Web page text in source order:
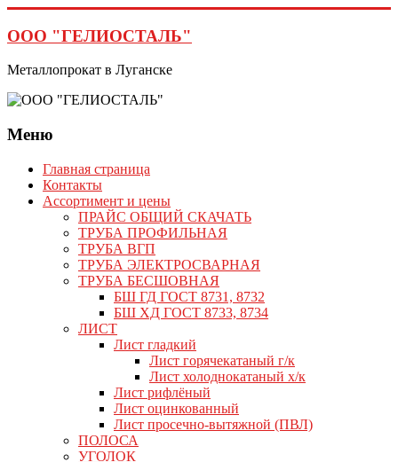
к
содержимому
ООО "ГЕЛИОСТАЛЬ"
Металлопрокат в Луганске
Меню
Главная страница
Контакты
Ассортимент и цены
ПРАЙС ОБЩИЙ СКАЧАТЬ
ТРУБА ПРОФИЛЬНАЯ
ТРУБА ВГП
ТРУБА ЭЛЕКТРОСВАРНАЯ
ТРУБА БЕСШОВНАЯ
БШ ГД ГОСТ 8731, 8732
БШ ХД ГОСТ 8733, 8734
ЛИСТ
Лист гладкий
Лист горячекатаный г/к
Лист холоднокатаный х/к
Лист рифлёный
Лист оцинкованный
Лист просечно-вытяжной (ПВЛ)
ПОЛОСА
УГОЛОК